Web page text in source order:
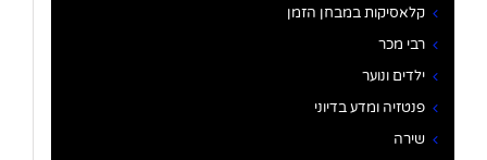
קלאסיקות במבחן הזמן
רבי מכר
ילדים ונוער
פנטזיה ומדע בדיוני
שירה